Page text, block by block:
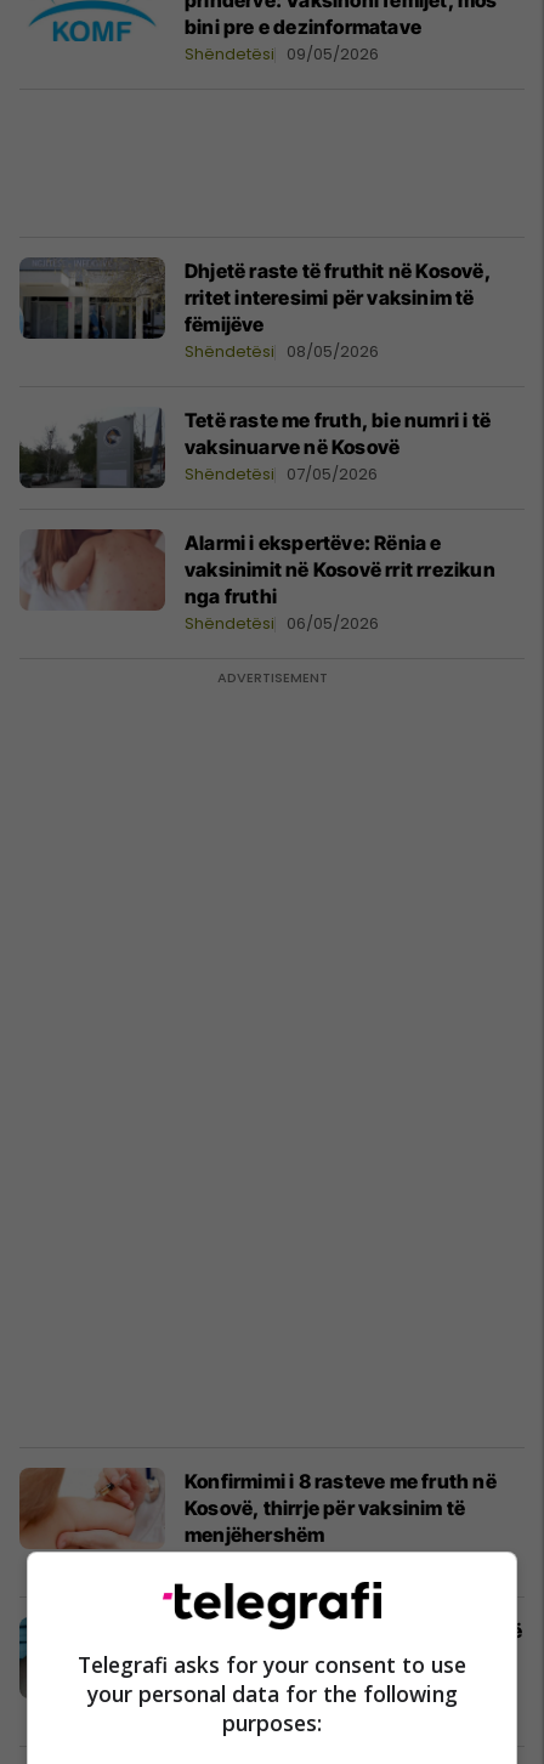
bini pre e dezinformatave
Shëndetësi 09/05/2026
​Dhjetë raste të fruthit në Kosovë,
rritet interesimi për vaksinim të
fëmijëve
Shëndetësi 08/05/2026
Tetë raste me fruth, bie numri i të
vaksinuarve në Kosovë
Shëndetësi 07/05/2026
​Alarmi i ekspertëve: Rënia e
vaksinimit në Kosovë rrit rrezikun
nga fruthi
Shëndetësi 06/05/2026
Konfirmimi i 8 rasteve me fruth në
Kosovë, thirrje për vaksinim të
menjëhershëm
Shpërthen fruthi në Bangladesh, më
shumë se 100 persona vdesin
brenda një muaji
Telegrafi asks for your consent to use
your personal data for the following
purposes: